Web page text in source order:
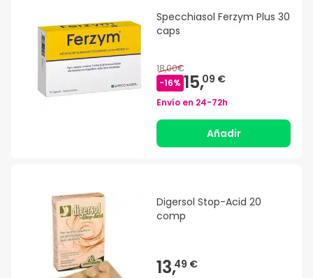
Specchiasol Ferzym Plus 30
caps
18,00€
-16% 15,09 €
Envío en 24-72h
Añadir
Digersol Stop-Acid 20
comp
13,49 €